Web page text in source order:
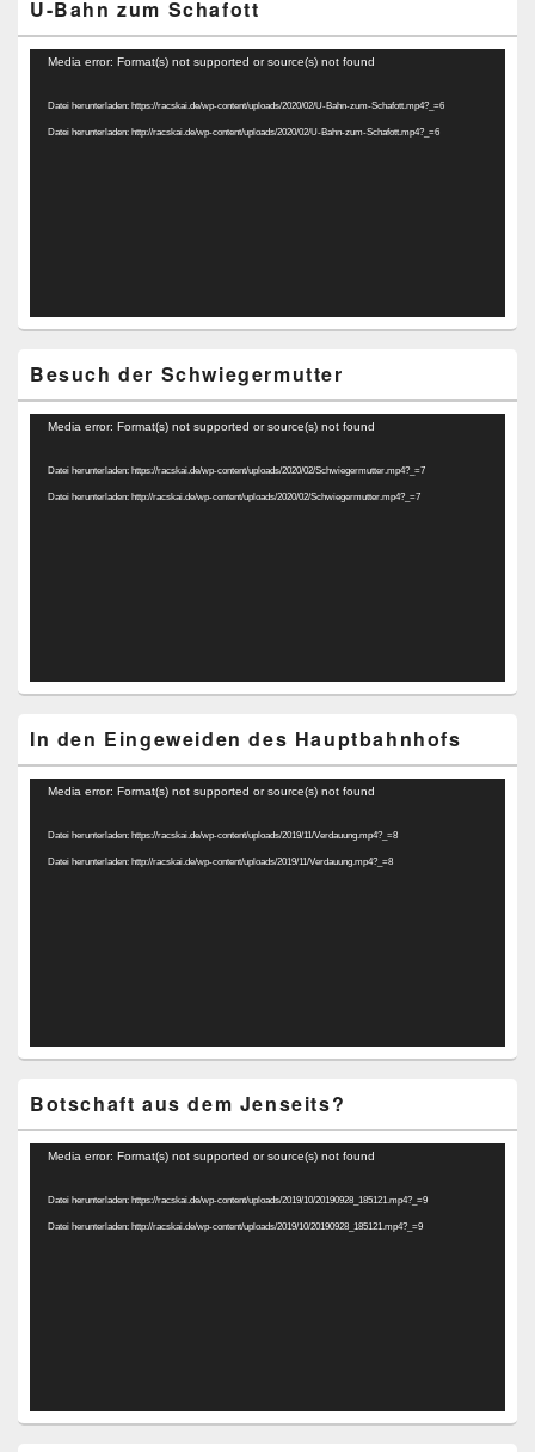
U-Bahn zum Schafott
Video-
Media error: Format(s) not supported or source(s) not found
Datei herunterladen: https://racskai.de/wp-content/uploads/2020/02/U-Bahn-zum-Schafott.mp4?_=6
Datei herunterladen: http://racskai.de/wp-content/uploads/2020/02/U-Bahn-zum-Schafott.mp4?_=6
Besuch der Schwiegermutter
Video-
Media error: Format(s) not supported or source(s) not found
Datei herunterladen: https://racskai.de/wp-content/uploads/2020/02/Schwiegermutter.mp4?_=7
Datei herunterladen: http://racskai.de/wp-content/uploads/2020/02/Schwiegermutter.mp4?_=7
In den Eingeweiden des Hauptbahnhofs
Video-
Media error: Format(s) not supported or source(s) not found
Datei herunterladen: https://racskai.de/wp-content/uploads/2019/11/Verdauung.mp4?_=8
Datei herunterladen: http://racskai.de/wp-content/uploads/2019/11/Verdauung.mp4?_=8
Botschaft aus dem Jenseits?
Video-
Media error: Format(s) not supported or source(s) not found
Datei herunterladen: https://racskai.de/wp-content/uploads/2019/10/20190928_185121.mp4?_=9
Datei herunterladen: http://racskai.de/wp-content/uploads/2019/10/20190928_185121.mp4?_=9